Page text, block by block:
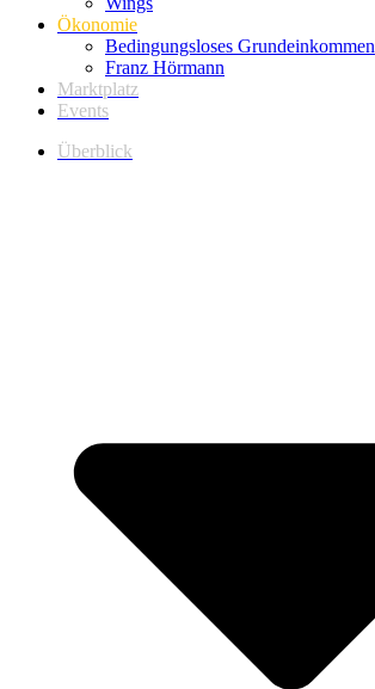
Ökonomie
Bedingungsloses Grundeinkommen
Franz Hörmann
Marktplatz
Events
Überblick